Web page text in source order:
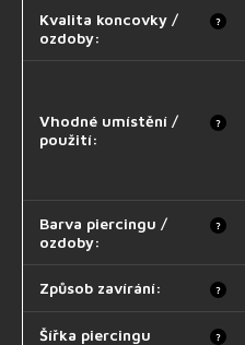
?
Kvalita koncovky /
ozdoby:
?
Vhodné umístění /
použití:
?
Barva piercingu /
ozdoby:
?
Způsob zavírání:
?
Šířka piercingu